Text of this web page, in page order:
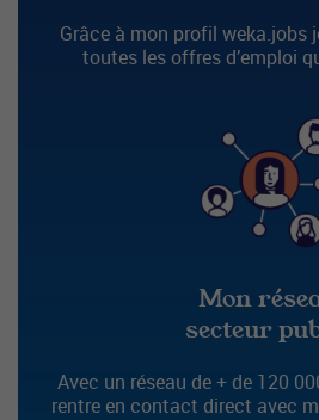
Grâce à mon profil weka.jobs
toutes les offres d’emploi
Mon
secteur
Avec un réseau de + de 120
rentre en contact direct avec